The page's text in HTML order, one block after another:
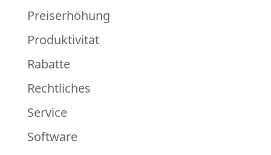
Preiserhöhung
Produktivität
Rabatte
Rechtliches
Service
Software